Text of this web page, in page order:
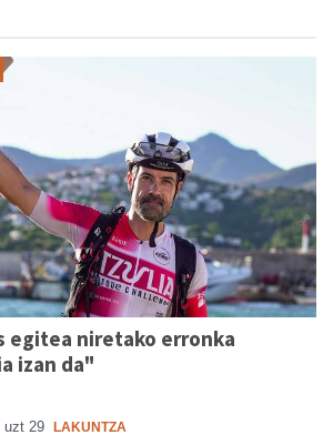
egitea niretako erronka
izan da"
uzt 29 LAKUNTZA